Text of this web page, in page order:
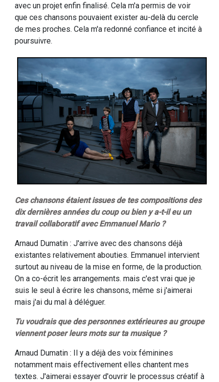
avec un projet enfin finalisé. Cela m'a permis de voir
que ces chansons pouvaient exister au-delà du cercle
de mes proches. Cela m'a redonné confiance et incité à
poursuivre.
Ces chansons étaient issues de tes compositions des
dix dernières années du coup ou bien y a-t-il eu un
travail collaboratif avec Emmanuel Mario ?
Arnaud Dumatin : J'arrive avec des chansons déjà
existantes relativement abouties. Emmanuel intervient
surtout au niveau de la mise en forme, de la production.
On a co-écrit les arrangements. mais c'est vrai que je
suis le seul à écrire les chansons, même si j'aimerai
mais j'ai du mal à déléguer.
Tu voudrais que des personnes extérieures au groupe
viennent poser leurs mots sur ta musique ?
Arnaud Dumatin : Il y a déjà des voix féminines
notamment mais effectivement elles chantent mes
textes. J'aimerai essayer d'ouvrir le processus créatif à